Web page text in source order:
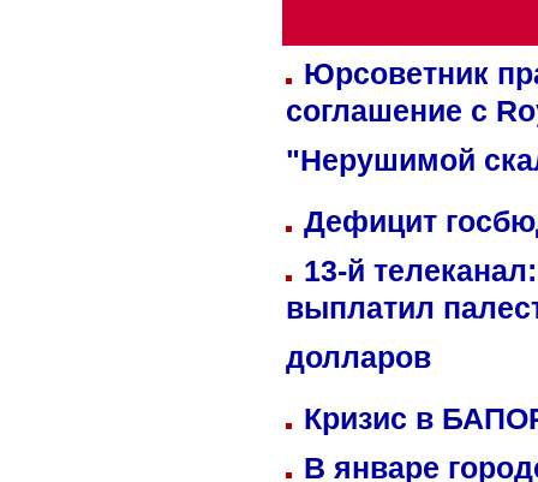
Юрсоветник
соглашение с
"Нерушимой
Дефицит
13-й
выплатил
долларов
Кризис в
В январе